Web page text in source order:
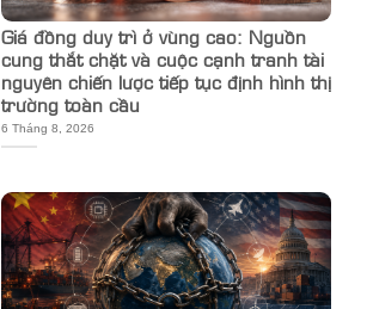
Giá đồng duy trì ở vùng cao: Nguồn
cung thắt chặt và cuộc cạnh tranh tài
nguyên chiến lược tiếp tục định hình thị
trường toàn cầu
6 Tháng 8, 2026